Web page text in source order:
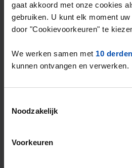
gaat akkoord met onze cookies
gebruiken. U kunt elk moment
door "Cookievoorkeuren" te
We werken samen met 10 derden
kunnen ontvangen en verwerken.
Noodzakelijk
Voorkeuren
Dit is eenaanbodstijging
vrije sector ten opzichte
* Verschillen in aanbod in de
afhankelijk van
Alkmaar (Q3-2025)